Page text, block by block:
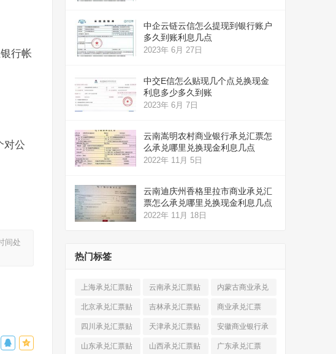
行帐
对公
间处
中企云链云信怎么提现到银行账户
多久到账利息几点
2023年 6月 27日
中交E信怎么贴现几个点兑换现金
利息多少多久到账
2023年 6月 7日
云南嵩明农村商业银行承兑汇票怎
么承兑哪里兑换现金利息几点
2022年 11月 5日
云南迪庆州香格里拉市商业承兑汇
票怎么承兑哪里兑换现金利息几点
2022年 11月 18日
热门标签
上海承兑汇票贴
现(520)
云南承兑汇票贴
现(324)
内蒙古商业承兑
汇票(316)
北京承兑汇票贴
现 (912)
吉林承兑汇票贴
现(123)
商业承兑汇票
(225)
四川承兑汇票贴
现(790)
天津承兑汇票贴
现(242)
安徽商业银行承
兑汇票 (565)
山东承兑汇票贴
山西承兑汇票贴
广东承兑汇票